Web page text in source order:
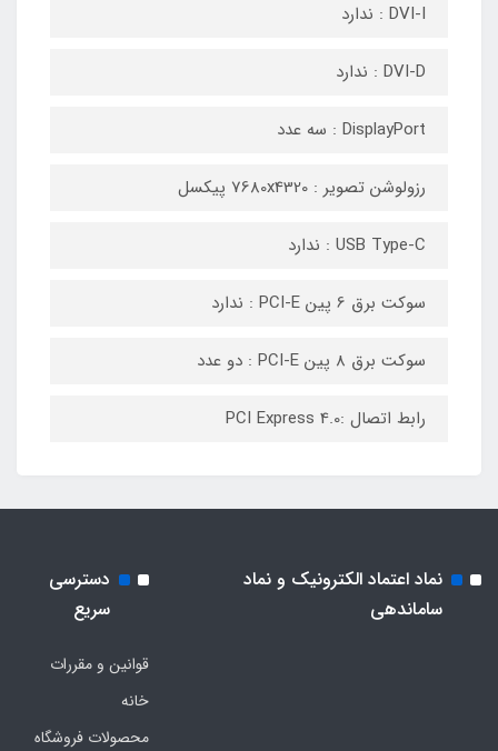
DVI-I : ندارد
DVI-D : ندارد
DisplayPort : سه عدد
رزولوشن تصویر : 7680x4320 پیکسل
USB Type-C : ندارد
سوکت برق 6 پین PCI-E : ندارد
سوکت برق 8 پین PCI-E : دو عدد
رابط اتصال :PCI Express 4.0
نماد اعتماد الکترونیک و نماد
ساماندهی
دسترسی
سریع
قوانین و مقررات
خانه
محصولات فروشگاه